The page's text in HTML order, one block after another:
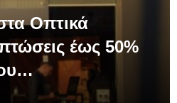
Οπτικά
έως 50%